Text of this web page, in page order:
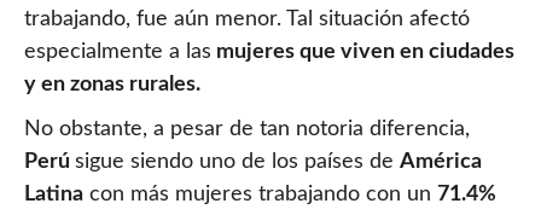
trabajando, fue aún menor. Tal situación afectó
especialmente a las mujeres que viven en ciudades
y en zonas rurales.
No obstante, a pesar de tan notoria diferencia,
Perú sigue siendo uno de los países de América
Latina con más mujeres trabajando con un 71.4%